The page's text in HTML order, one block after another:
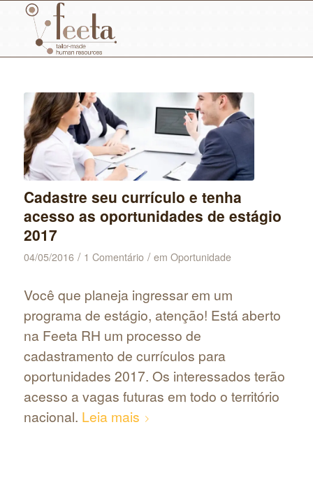
Cadastre seu currículo e tenha
acesso as oportunidades de estágio
2017
04/05/2016 / 1 Comentário / em Oportunidade
Você que planeja ingressar em um
programa de estágio, atenção! Está aberto
na Feeta RH um processo de
cadastramento de currículos para
oportunidades 2017. Os interessados terão
acesso a vagas futuras em todo o território
nacional. Leia mais